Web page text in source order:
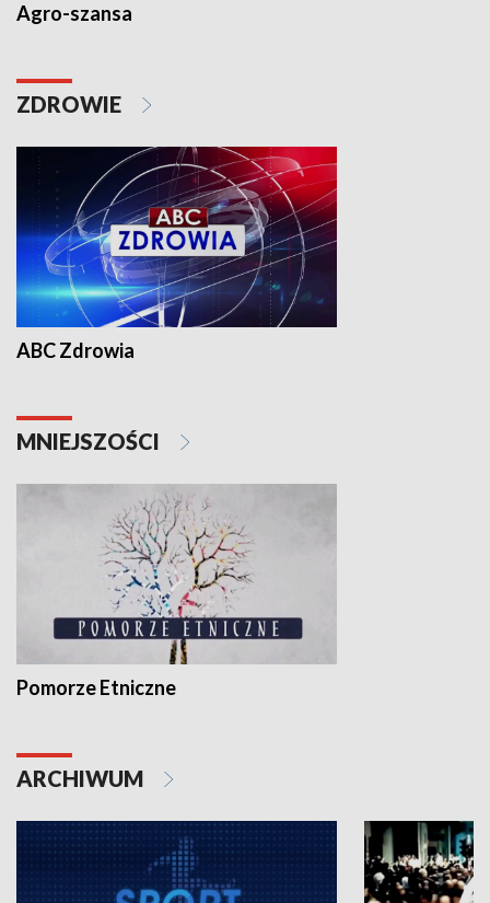
Agro-szansa
ZDROWIE
ABC Zdrowia
MNIEJSZOŚCI
Pomorze Etniczne
ARCHIWUM